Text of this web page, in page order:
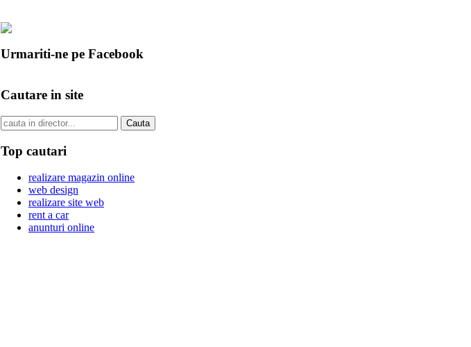
Urmariti-ne pe Facebook
Cautare in site
Top cautari
realizare magazin online
web design
realizare site web
rent a car
anunturi online